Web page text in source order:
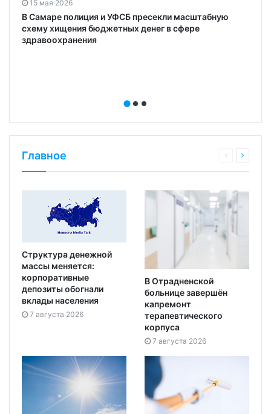
15 мая 2026
В Самаре полиция и УФСБ пресекли масштабную
схему хищения бюджетных денег в сфере
здравоохранения
Главное
Структура денежной
массы меняется:
корпоративные
депозиты обогнали
вклады населения
7 августа 2026
В Отрадненской
больнице завершён
капремонт
терапевтического
корпуса
7 августа 2026